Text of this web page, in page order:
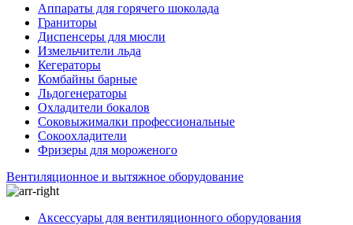
Аппараты для горячего шоколада
Граниторы
Диспенсеры для мюсли
Измельчители льда
Кегераторы
Комбайны барные
Льдогенераторы
Охладители бокалов
Соковыжималки профессиональные
Сокоохладители
Фризеры для мороженого
Вентиляционное и вытяжное оборудование
Аксессуары для вентиляционного оборудования